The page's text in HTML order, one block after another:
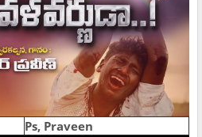
Ps, Praveen